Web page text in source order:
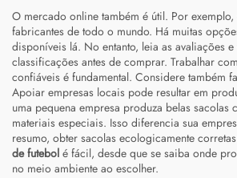
O mercado online também é útil. Por
fabricantes de todo o mundo. Há muitas
disponíveis lá. No entanto, leia as avaliações
classificações antes de comprar. Trabalhar
confiáveis é fundamental. Considere também
Apoiar empresas locais pode resultar em
uma pequena empresa produza belas sacolas
materiais especiais. Isso diferencia sua
resumo, obter sacolas ecologicamente corretas
de futebol é fácil, desde que se saiba onde
no meio ambiente ao escolher.